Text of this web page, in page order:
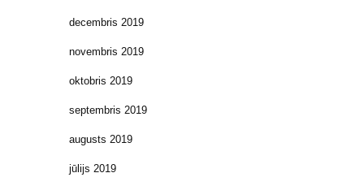
decembris 2019
novembris 2019
oktobris 2019
septembris 2019
augusts 2019
jūlijs 2019